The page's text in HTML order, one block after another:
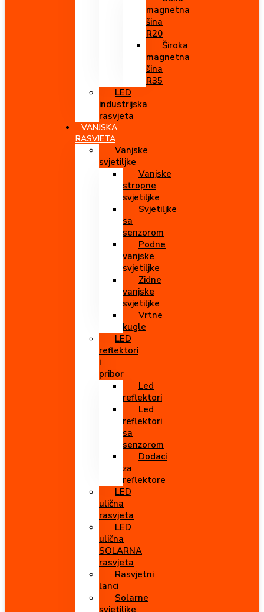
magnetna
šina
R20
Široka
magnetna
šina
R35
LED
industrijska
rasvjeta
VANJSKA
RASVJETA
Vanjske
svjetiljke
Vanjske
stropne
svjetiljke
Svjetiljke
sa
senzorom
Podne
vanjske
svjetiljke
Zidne
vanjske
svjetiljke
Vrtne
kugle
LED
reflektori
i
pribor
Led
reflektori
Led
reflektori
sa
senzorom
Dodaci
za
reflektore
LED
ulična
rasvjeta
LED
ulična
SOLARNA
rasvjeta
Rasvjetni
lanci
Solarne